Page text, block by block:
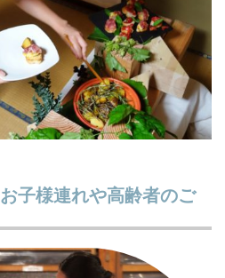
子様連れや高齢者のご